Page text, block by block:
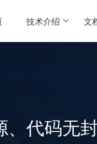
技术介绍 文
、代码无